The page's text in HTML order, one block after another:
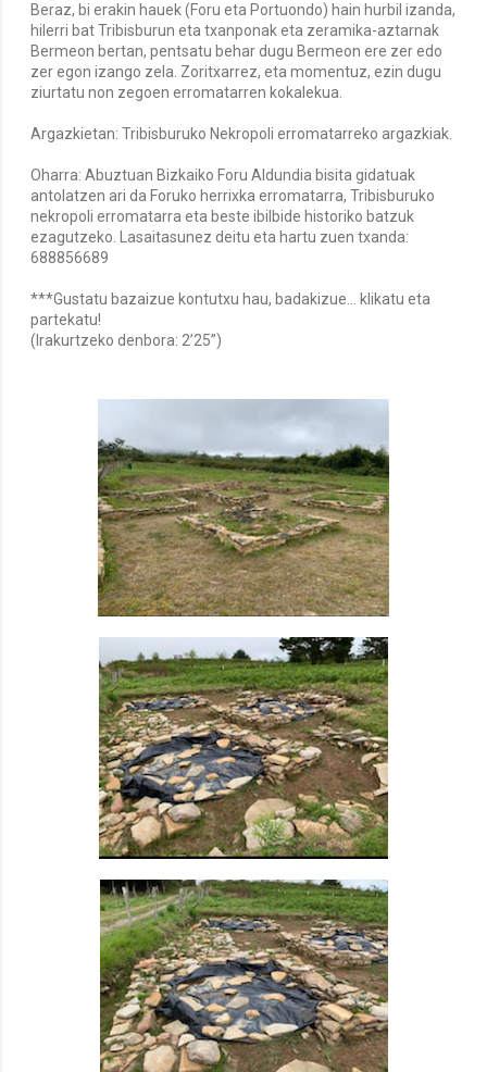
Beraz, bi erakin hauek (Foru eta Portuondo) hain hurbil izanda,
hilerri bat Tribisburun eta txanponak eta zeramika-aztarnak
Bermeon bertan, pentsatu behar dugu Bermeon ere zer edo
zer egon izango zela. Zoritxarrez, eta momentuz, ezin dugu
ziurtatu non zegoen erromatarren kokalekua.
Argazkietan: Tribisburuko Nekropoli erromatarreko argazkiak.
Oharra: Abuztuan Bizkaiko Foru Aldundia bisita gidatuak
antolatzen ari da Foruko herrixka erromatarra, Tribisburuko
nekropoli erromatarra eta beste ibilbide historiko batzuk
ezagutzeko. Lasaitasunez deitu eta hartu zuen txanda:
688856689
***Gustatu bazaizue kontutxu hau, badakizue... klikatu eta
partekatu!
(Irakurtzeko denbora: 2’25’’)